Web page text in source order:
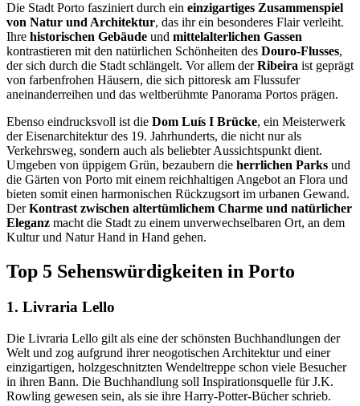
Die Stadt Porto fasziniert durch ein einzigartiges Zusammenspiel
von Natur und Architektur, das ihr ein besonderes Flair verleiht.
Ihre historischen Gebäude und mittelalterlichen Gassen
kontrastieren mit den natürlichen Schönheiten des Douro-Flusses,
der sich durch die Stadt schlängelt. Vor allem derRibeira ist geprägt
von farbenfrohen Häusern, die sich pittoresk am Flussufer
aneinanderreihen und das weltberühmte Panorama Portos prägen.
Ebenso eindrucksvoll ist die Dom Luís I Brücke, ein Meisterwerk
der Eisenarchitektur des 19. Jahrhunderts, die nicht nur als
Verkehrsweg, sondern auch als beliebter Aussichtspunkt dient.
Umgeben von üppigem Grün, bezaubern die herrlichen Parks und
die Gärten von Porto mit einem reichhaltigen Angebot an Flora und
bieten somit einen harmonischen Rückzugsort im urbanen Gewand.
DerKontrast zwischen altertümlichem Charme und natürlicher
Eleganz macht die Stadt zu einem unverwechselbaren Ort, an dem
Kultur und Natur Hand in Hand gehen.
Top 5 Sehenswürdigkeiten in Porto
1. Livraria Lello
Die Livraria Lello gilt als eine der schönsten Buchhandlungen der
Welt und zog aufgrund ihrer neogotischen Architektur und einer
einzigartigen, holzgeschnitzten Wendeltreppe schon viele Besucher
in ihren Bann. Die Buchhandlung soll Inspirationsquelle für J.K.
Rowling gewesen sein, als sie ihre Harry-Potter-Bücher schrieb.